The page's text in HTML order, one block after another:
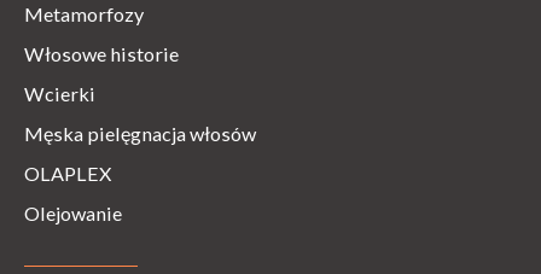
Metamorfozy
Włosowe historie
Wcierki
Męska pielęgnacja włosów
OLAPLEX
Olejowanie